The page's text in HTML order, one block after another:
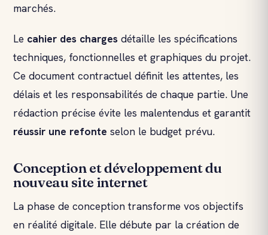
marchés.
Le cahier des charges détaille les spécifications
techniques, fonctionnelles et graphiques du projet.
Ce document contractuel définit les attentes, les
délais et les responsabilités de chaque partie. Une
rédaction précise évite les malentendus et garantit
réussir une refonte selon le budget prévu.
Conception et développement du
nouveau site internet
La phase de conception transforme vos objectifs
en réalité digitale. Elle débute par la création de